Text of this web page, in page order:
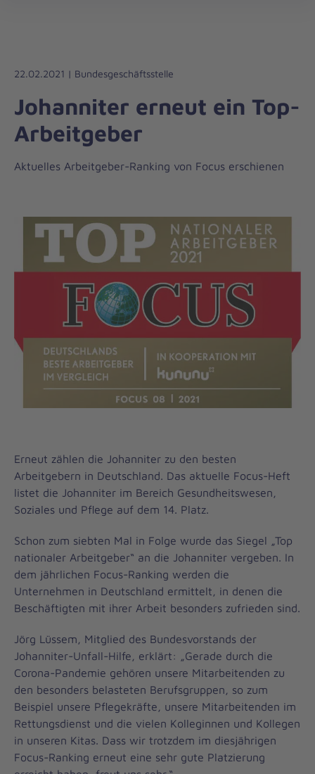
Liebe
Leben
22.02.2021 | Bundesgeschäftsstelle
Johanniter erneut ein Top-
Arbeitgeber
Aktuelles Arbeitgeber-Ranking von Focus erschienen
Erneut zählen die Johanniter zu den besten
Arbeitgebern in Deutschland. Das aktuelle Focus-Heft
listet die Johanniter im Bereich Gesundheitswesen,
Soziales und Pflege auf dem 14. Platz.
Schon zum siebten Mal in Folge wurde das Siegel „Top
nationaler Arbeitgeber“ an die Johanniter vergeben. In
dem jährlichen Focus-Ranking werden die
Unternehmen in Deutschland ermittelt, in denen die
Beschäftigten mit ihrer Arbeit besonders zufrieden sind.
Jörg Lüssem, Mitglied des Bundesvorstands der
Johanniter-Unfall-Hilfe, erklärt: „Gerade durch die
Corona-Pandemie gehören unsere Mitarbeitenden zu
den besonders belasteten Berufsgruppen, so zum
Beispiel unsere Pflegekräfte, unsere Mitarbeitenden im
Rettungsdienst und die vielen Kolleginnen und Kollegen
in unseren Kitas. Dass wir trotzdem im diesjährigen
Focus-Ranking erneut eine sehr gute Platzierung